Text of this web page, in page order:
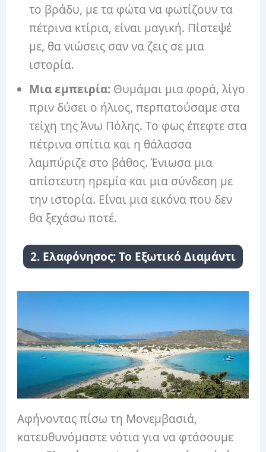
το βράδυ, με τα φώτα να φωτίζουν τα
πέτρινα κτίρια, είναι μαγική. Πίστεψέ
με, θα νιώσεις σαν να ζεις σε μια
ιστορία.
Μια εμπειρία: Θυμάμαι μια φορά, λίγο
πριν δύσει ο ήλιος, περπατούσαμε στα
τείχη της Άνω Πόλης. Το φως έπεφτε στα
πέτρινα σπίτια και η θάλασσα
λαμπύριζε στο βάθος. Ένιωσα μια
απίστευτη ηρεμία και μια σύνδεση με
την ιστορία. Είναι μια εικόνα που δεν
θα ξεχάσω ποτέ.
2. Ελαφόνησος: Το Εξωτικό Διαμάντι
Αφήνοντας πίσω τη Μονεμβασιά,
κατευθυνόμαστε νότια για να φτάσουμε